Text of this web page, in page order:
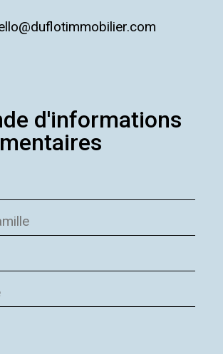
d'informations